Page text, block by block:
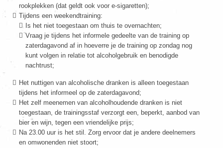
rookplekken (dat geldt ook voor e-sigaretten);
Tijdens een weekendtraining:
Is het niet toegestaan om thuis te overnachten;
Vraag je tijdens het informele gedeelte van de training op
zaterdagavond af in hoeverre je de training op zondag nog
kunt volgen in relatie tot alcoholgebruik en benodigde
nachtrust;
Het nuttigen van alcoholische dranken is alleen toegestaan
tijdens het informeel op de zaterdagavond;
Het zelf meenemen van alcoholhoudende dranken is niet
toegestaan, de trainingsstaf verzorgt een, beperkt, aanbod van
bier en wijn, tegen een vriendelijke prijs;
Na 23.00 uur is het stil. Zorg ervoor dat je andere deelnemers
en omwonenden niet stoort;